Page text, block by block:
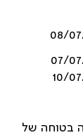
08/
07/
10/
בטוחה של